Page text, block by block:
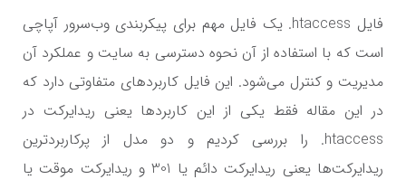
فایل htaccess. یک فایل مهم برای پیکربندی وب‌سرور آپاچی
است که با استفاده از آن نحوه دسترسی به سایت و عملکرد آن
مدیریت و کنترل می‌شود. این فایل کاربردهای متفاوتی دارد که
در این مقاله فقط یکی از این کاربردها یعنی ریدایرکت در
htaccess.
را بررسی کردیم و دو مدل از پرکاربردترین
ریدایرکت‌ها یعنی ریدایرکت دائم یا 301 و ریدایرکت موقت یا